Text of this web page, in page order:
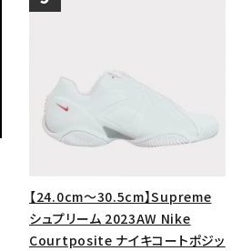
【24.0cm～30.5cm】Supreme
シュプリーム 2023AW Nike
Courtposite ナイキコートポジッ